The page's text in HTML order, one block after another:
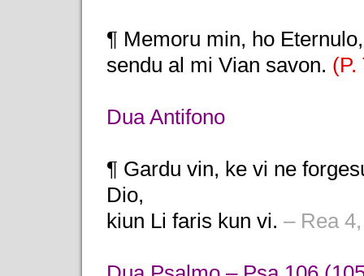
¶ Memoru min, ho
sendu al mi Vian savon. (P.
Dua Antifono
¶ Gardu vin, ke vi ne
Dio,
kiun Li faris kun vi. – Rea